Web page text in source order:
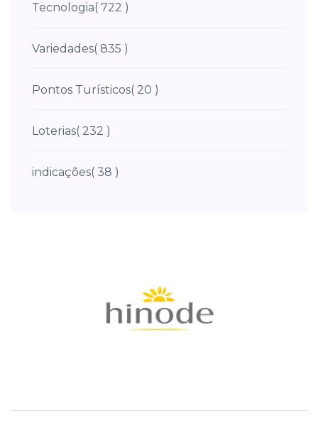
Tecnologia( 722 )
Variedades( 835 )
Pontos Turísticos( 20 )
Loterias( 232 )
indicações( 38 )